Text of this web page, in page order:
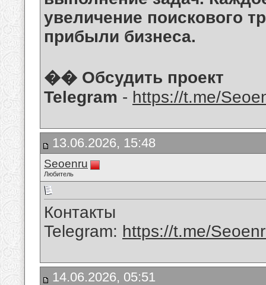
увеличение поискового
прибыли бизнеса.
�� Обсудить проект
Telegram - https://t.me/
13.06.2026, 15:48
Seoenru
Любитель
Контакты
Telegram: https://t.me/
14.06.2026, 05:51